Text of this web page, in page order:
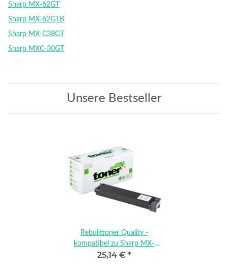
Sharp MX-62GT
Sharp MX-62GTB
Sharp MX-C38GT
Sharp MXC-30GT
Unsere Bestseller
Rebuilttoner Quality -
kompatibel zu Sharp MX-
C38GTB
25,14 € *